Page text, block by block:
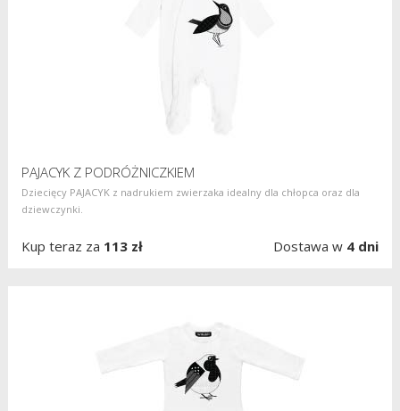
PAJACYK Z PODRÓŻNICZKIEM
​Dziecięcy PAJACYK z nadrukiem zwierzaka idealny dla chłopca oraz dla
dziewczynki.
Kup teraz za 113 zł Dostawa w 4 dni